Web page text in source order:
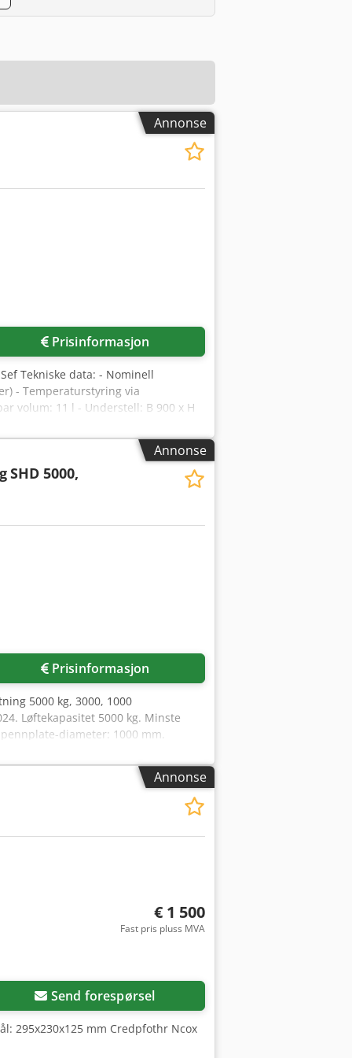
Annonse
Prisinformasjon
Tekniske data: - Nominell
- Temperaturstyring via
volum: 11 l - Understell: B 900 x H
Annonse
SHD 5000,
Prisinformasjon
5000 kg, 3000, 1000
Løftekapasitet 5000 kg. Minste
diameter: 1000 mm.
Annonse
€ 1 500
Fast pris pluss MVA
Send forespørsel
295x230x125 mm Credpfothr Ncox